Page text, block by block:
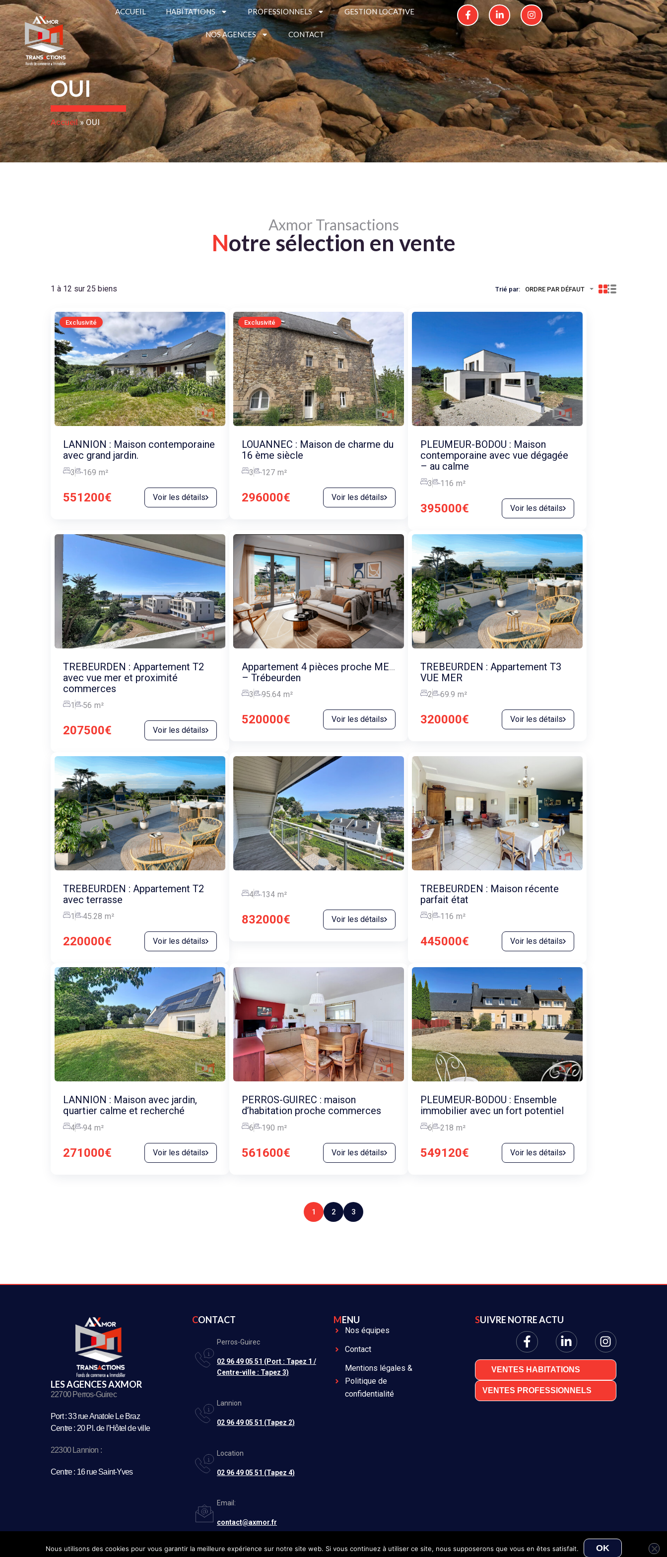
ACCUEIL HABITATIONS PROFESSIONNELS GESTION LOCATIVE
NOS AGENCES CONTACT
OUI
Accueil»OUI
Axmor Transactions
Notre sélection en vente
1 à 12 sur 25 biens Trié par: ORDRE PAR DÉFAUT
Exclusivité
LANNION : Maison contemporaine
avec grand jardin.
3 169 m²
551200€ Voir les détails
Exclusivité
LOUANNEC : Maison de charme du
16 ème siècle
3 127 m²
296000€ Voir les détails
PLEUMEUR-BODOU : Maison
contemporaine avec vue dégagée
– au calme
3 116 m²
395000€ Voir les détails
TREBEURDEN : Appartement T2
avec vue mer et proximité
commerces
1 56 m²
207500€ Voir les détails
Appartement 4 pièces proche MER
– Trébeurden
3 95.64 m²
520000€ Voir les détails
TREBEURDEN : Appartement T3
VUE MER
2 69.9 m²
320000€ Voir les détails
TREBEURDEN : Appartement T2
avec terrasse
1 45.28 m²
220000€ Voir les détails
4 134 m²
832000€ Voir les détails
TREBEURDEN : Maison récente
parfait état
3 116 m²
445000€ Voir les détails
LANNION : Maison avec jardin,
quartier calme et recherché
4 94 m²
271000€ Voir les détails
PERROS-GUIREC : maison
d’habitation proche commerces
6 190 m²
561600€ Voir les détails
PLEUMEUR-BODOU : Ensemble
immobilier avec un fort potentiel
6 218 m²
549120€ Voir les détails
1 2 3
LES AGENCES AXMOR
22700 Perros-Guirec
Port : 33 rue Anatole Le Braz
Centre : 20 Pl. de l’Hôtel de ville
22300 Lannion :
Centre : 16 rue Saint-Yves
CONTACT
Perros-Guirec
02 96 49 05 51 (Port : Tapez 1 /
Centre-ville : Tapez 3)
Lannion
02 96 49 05 51 (Tapez 2)
Location
02 96 49 05 51 (Tapez 4)
Email:
contact@axmor.fr
MENU
Nos équipes
Contact
Mentions légales &
Politique de
confidentialité
SUIVRE NOTRE ACTU
VENTES HABITATIONS
VENTES PROFESSIONNELS
Nous utilisons des cookies pour vous garantir la meilleure expérience sur notre site web. Si vous continuez à utiliser ce site, nous supposerons que vous en êtes satisfait. OK